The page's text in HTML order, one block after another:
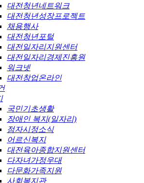
대전청년네트워크
대전청년성장프로젝트
채용행사
대전청년포털
대전일자리지원센터
대전일자리경제진흥원
워크넷
대전창업온라인
국민기초생활
장애인 복지(일자리)
점자시정소식
어르신복지
대전육아종합지원센터
다자녀가정우대
다문화가족지원
사회복지관